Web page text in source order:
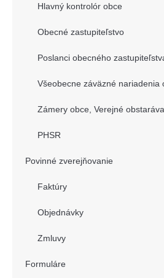
Hlavný kontrolór obce
Obecné zastupiteľstvo
Poslanci obecného
Všeobecne záväzné nariadenia
Zámery obce, Verejné
PHSR
Povinné zverejňovanie
Faktúry
Objednávky
Zmluvy
Formuláre